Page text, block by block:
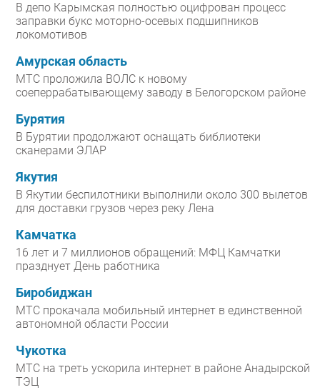
В депо Карымская полностью оцифрован процесс
заправки букс моторно-осевых подшипников
локомотивов
Амурская область
МТС проложила ВОЛС к новому
соеперрабатывающему заводу в Белогорском районе
Бурятия
В Бурятии продолжают оснащать библиотеки
сканерами ЭЛАР
Якутия
В Якутии беспилотники выполнили около 300 вылетов
для доставки грузов через реку Лена
Камчатка
16 лет и 7 миллионов обращений: МФЦ Камчатки
празднует День работника
Биробиджан
МТС прокачала мобильный интернет в единственной
автономной области России
Чукотка
МТС на треть ускорила интернет в районе Анадырской
ТЭЦ